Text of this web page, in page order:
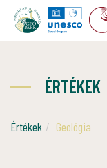
ÉRTÉKEK
Értékek Geológia